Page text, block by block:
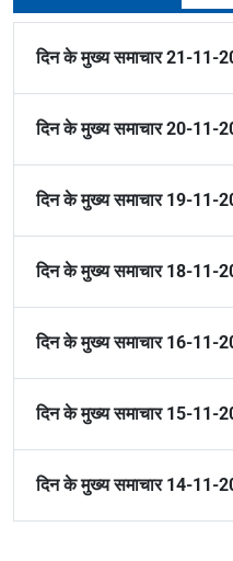
दिन के मुख्य समाचार 21-11-
दिन के मुख्य समाचार 20-11-
दिन के मुख्य समाचार 19-11-
दिन के मुख्य समाचार 18-11-
दिन के मुख्य समाचार 16-11-
दिन के मुख्य समाचार 15-11-
दिन के मुख्य समाचार 14-11-